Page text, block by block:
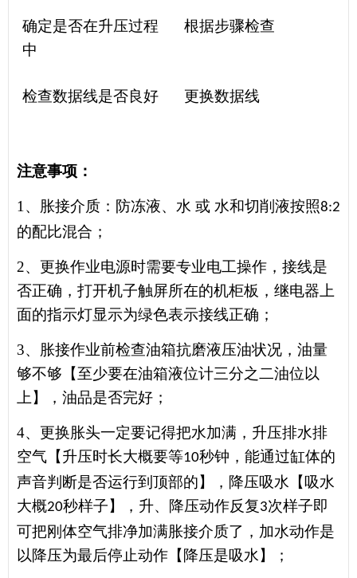
确定是否在升压过程
中
根据步骤检查
检查数据线是否良好 更换数据线
注意事项：
1、 胀接介质：防冻液、水 或 水和切削液按照8:2
的配比混合；
2、 更换作业电源时需要专业电工操作，接线是
否正确，打开机子触屏所在的机柜板，继电器上
面的指示灯显示为绿色表示接线正确；
3、 胀接作业前检查油箱抗磨液压油状况，油量
够不够【至少要在油箱液位计三分之二油位以
上】，油品是否完好；
4、 更换胀头一定要记得把水加满，升压排水排
空气【升压时长大概要等10秒钟，能通过缸体的
声音判断是否运行到顶部的】
， 降压吸水【吸水
大概20秒样子】 ， 升、降压动作反复3次样子即
可把刚体空气排净加满胀接介质了 ，加水动作是
以降压为最后停止动作【降压是吸水】
；